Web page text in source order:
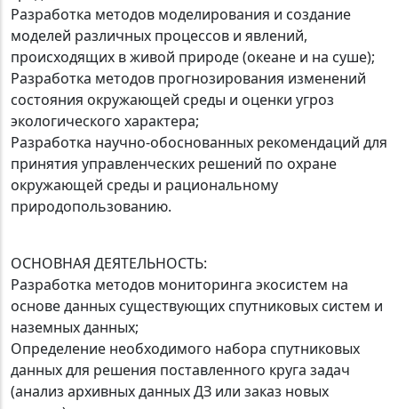
Разработка методов моделирования и создание
моделей различных процессов и явлений,
происходящих в живой природе (океане и на суше);
Разработка методов прогнозирования изменений
состояния окружающей среды и оценки угроз
экологического характера;
Разработка научно-обоснованных рекомендаций для
принятия управленческих решений по охране
окружающей среды и рациональному
природопользованию.
ОСНОВНАЯ ДЕЯТЕЛЬНОСТЬ:
Разработка методов мониторинга экосистем на
основе данных существующих спутниковых систем и
наземных данных;
Определение необходимого набора спутниковых
данных для решения поставленного круга задач
(анализ архивных данных ДЗ или заказ новых